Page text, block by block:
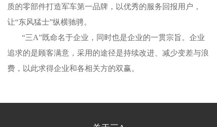
质的零部件打造军车第一品牌，以优秀的服务回报用户，
让“东风猛士”纵横驰骋。
“三A”既命名于企业，同时也是企业的一贯宗旨。企业
追求的是顾客满意，采用的途径是持续改进、减少变差与浪
费，以此求得企业和各相关方的双赢。